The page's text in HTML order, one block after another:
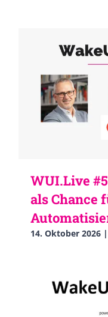
WUI.Live
als Chance
14. Oktober 2026